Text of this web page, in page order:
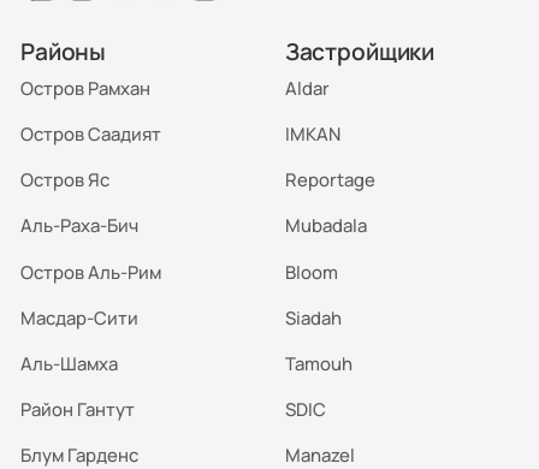
Районы
Остров Рамхан
Остров Саадият
Остров Яс
Аль-Раха-Бич
Остров Аль-Рим
Масдар-Сити
Аль-Шамха
Район Гантут
Блум Гарденс
Застройщики
Aldar
IMKAN
Reportage
Mubadala
Bloom
Siadah
Tamouh
SDIC
Manazel